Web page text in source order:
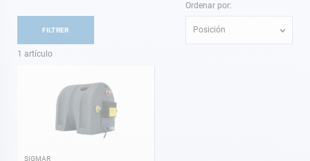
1 artículo
Ordenar por:
Posición
SIGMAR
FILTRER